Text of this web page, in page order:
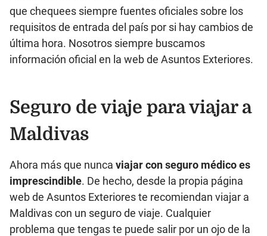
que chequees siempre fuentes oficiales sobre los
requisitos de entrada del país por si hay cambios de
última hora. Nosotros siempre buscamos
información oficial en la web de Asuntos Exteriores.
Seguro de viaje para viajar a
Maldivas
Ahora más que nunca viajar con seguro médico es
imprescindible. De hecho, desde la propia página
web de Asuntos Exteriores te recomiendan viajar a
Maldivas con un seguro de viaje. Cualquier
problema que tengas te puede salir por un ojo de la